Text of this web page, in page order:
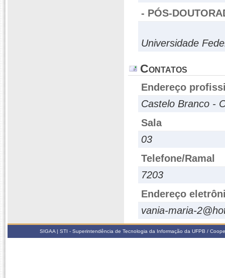
- PÓS-
Universidade
Contatos
Endereço
Castelo Branco -
Sala
03
Telefone/Ramal
7203
Endereço
vania-maria-
SIGAA | STI - Superintendência de Tecnologia da Informação da UFPB /